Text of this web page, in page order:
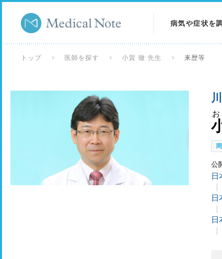
病気や症状を
検査を調べる
トップ 医師を探す 小賀 徹 先生 来歴等
公
日
日
日